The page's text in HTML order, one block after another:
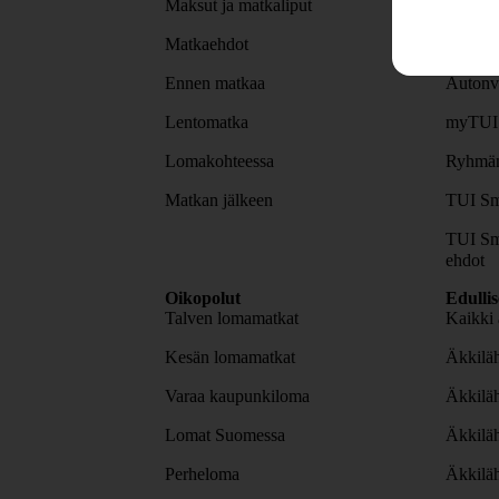
Maksut ja matkaliput
Matkaehdot
Ennen matkaa
Lentomatka
Lomakohteessa
Matkan jälkeen
myTUI
TUI
TUI
ehdot
Oikopolut
Talven lomamatkat
Kesän lomamatkat
Varaa kaupunkiloma
Lomat Suomessa
Perheloma
Kaikki